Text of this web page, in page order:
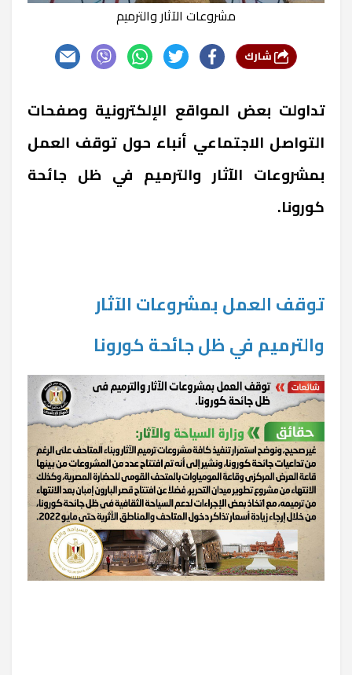
مشروعات الآثار والترميم
تداولت بعض المواقع الإلكترونية وصفحات
التواصل الاجتماعي أنباء حول توقف العمل
بمشروعات الآثار والترميم في ظل جائحة
كورونا.
توقف العمل بمشروعات الآثار
والترميم في ظل جائحة كورونا